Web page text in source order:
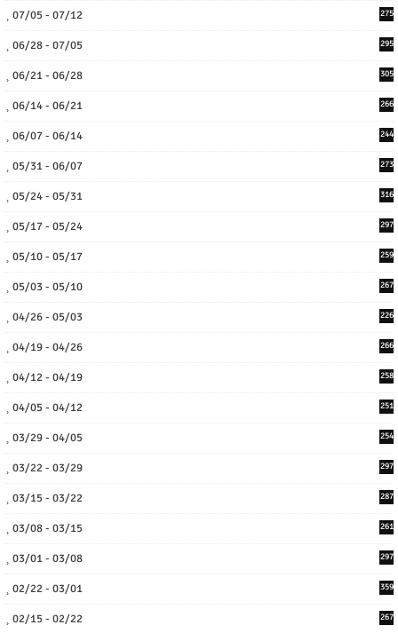
07/05 - 07/12 275
06/28 - 07/05 295
06/21 - 06/28 305
06/14 - 06/21 266
06/07 - 06/14 244
05/31 - 06/07 273
05/24 - 05/31 316
05/17 - 05/24 297
05/10 - 05/17 259
05/03 - 05/10 267
04/26 - 05/03 226
04/19 - 04/26 266
04/12 - 04/19 258
04/05 - 04/12 251
03/29 - 04/05 254
03/22 - 03/29 297
03/15 - 03/22 287
03/08 - 03/15 261
03/01 - 03/08 297
02/22 - 03/01 359
02/15 - 02/22 267